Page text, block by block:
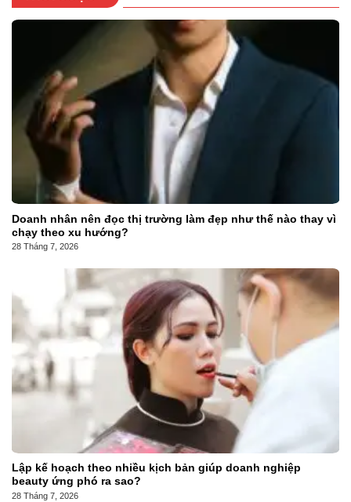
Doanh nhân nên đọc thị trường làm đẹp như thế nào thay vì
chạy theo xu hướng?
28 Tháng 7, 2026
Lập kế hoạch theo nhiều kịch bản giúp doanh nghiệp
beauty ứng phó ra sao?
28 Tháng 7, 2026